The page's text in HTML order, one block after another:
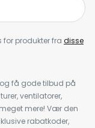
produkter fra disse
få gode tilbud på
ventilatorer,
mere! Vær den
rabatkoder,